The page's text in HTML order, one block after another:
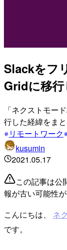
Slackをフ
Gridに移
「ネクストモー
行した経緯をま
リモートワーク
kusumin
2021.05.17
この記事は公
報が古い可能性
こんにちは、 ネ
です。